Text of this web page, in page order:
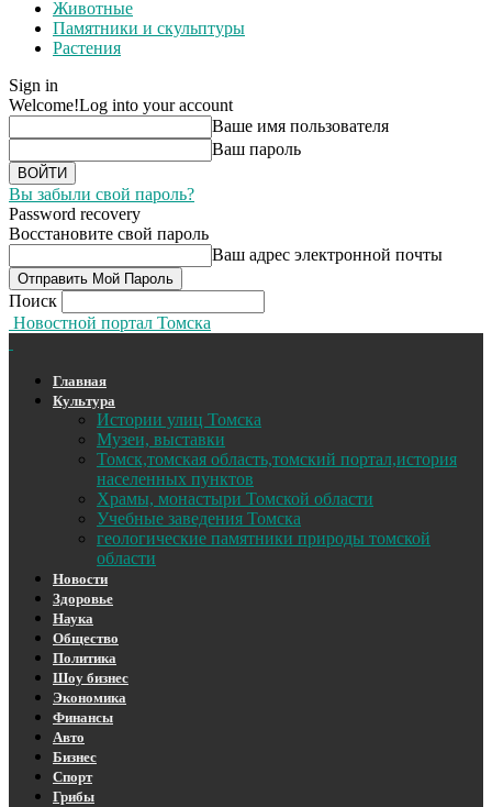
Животные
Памятники и скульптуры
Растения
Sign in
Welcome!Log into your account
Ваше имя пользователя
Ваш пароль
Вы забыли свой пароль?
Password recovery
Восстановите свой пароль
Ваш адрес электронной почты
Поиск
Новостной портал Томска
Главная
Культура
Истории улиц Томска
Музеи, выставки
Томск,томская область,томский портал,история
населенных пунктов
Храмы, монастыри Томской области
Учебные заведения Томска
геологические памятники природы томской
области
Новости
Здоровье
Наука
Общество
Политика
Шоу бизнес
Экономика
Финансы
Авто
Бизнес
Спорт
Грибы